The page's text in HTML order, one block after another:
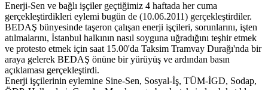
Enerji-Sen ve bağlı işçiler geçtiğimiz 4 haftada her cuma
gerçekleştirdikleri eylemi bugün de (10.06.2011) gerçekleştirdiler.
BEDAŞ bünyesinde taşeron çalışan enerji işçileri, sorunlarını, işten
atılmalarını, İstanbul halkının nasıl soyguna uğradığını teşhir etmek
ve protesto etmek için saat 15.00'da Taksim Tramvay Durağı'nda bir
araya gelerek BEDAŞ önüne bir yürüyüş ve ardından basın
açıklaması gerçekleştirdi.
Enerji işçilerinin eylemine Sine-Sen, Sosyal-İş, TÜM-İGD, Sodap,